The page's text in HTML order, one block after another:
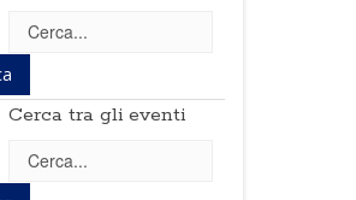
Cerca tra gli eventi